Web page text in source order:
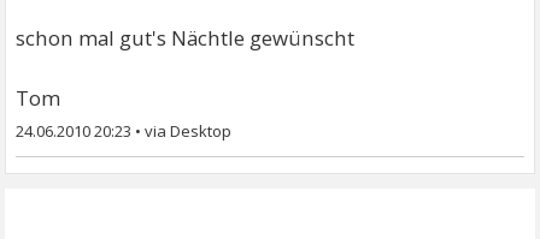
schon mal gut's Nächtle gewünscht
Tom
24.06.2010 20:23 •